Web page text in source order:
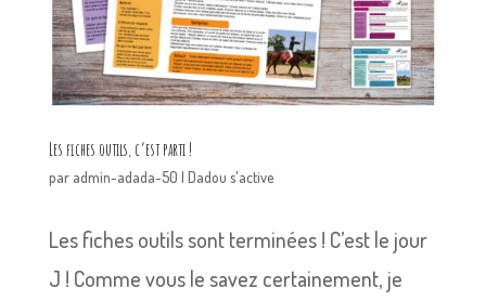
Les fiches outils, c’est parti !
par admin-adada-50 | Dadou s'active
Les fiches outils sont terminées ! C’est le jour
J ! Comme vous le savez certainement, je